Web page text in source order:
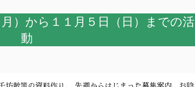
）から１１月５日（日）までの活
動